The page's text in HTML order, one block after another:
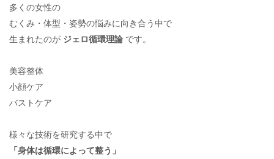
多くの女性の
むくみ・体型・姿勢の悩みに向き合う中で
生まれたのが ジェロ循環理論 です。
美容整体
小顔ケア
バストケア
様々な技術を研究する中で
「身体は循環によって整う」